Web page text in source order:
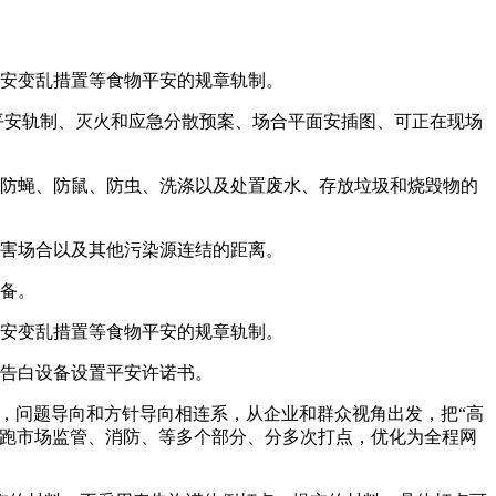
乱措置等食物平安的规章轨制。
制、灭火和应急分散预案、场合平面安插图、可正在现场
、防鼠、防虫、洗涤以及处置废水、存放垃圾和烧毁物的
合以及其他污染源连结的距离。
。
乱措置等食物平安的规章轨制。
设备设置平安许诺书。
题导向和方针导向相连系，从企业和群众视角出发，把“高
市场监管、消防、等多个部分、分多次打点，优化为全程网